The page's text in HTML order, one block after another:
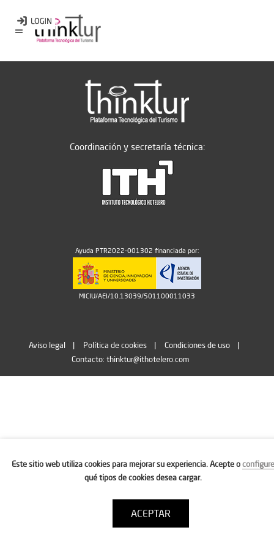
Coordinación y secretaría técnica:
Ayuda PTR2022-001302 financiada por:
MICIU/AEI/10.13039/501100011033
Aviso legal Política de cookies
Condiciones de uso
Contacto: thinktur@ithotelero.com
Este sitio web utiliza cookies para mejorar su experiencia. Acepte oconfigure
qué tipos de cookies desea cargar.
ACEPTAR